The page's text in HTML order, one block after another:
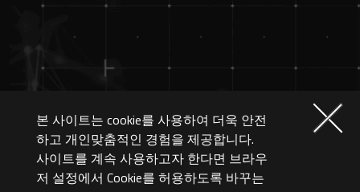
본 사이트는 cookie를 사용하여 더욱 안전
하고 개인맞춤적인 경험을 제공합니다.
사이트를 계속 사용하고자 한다면 브라우
저 설정에서 Cookie를 허용하도록 바꾸는